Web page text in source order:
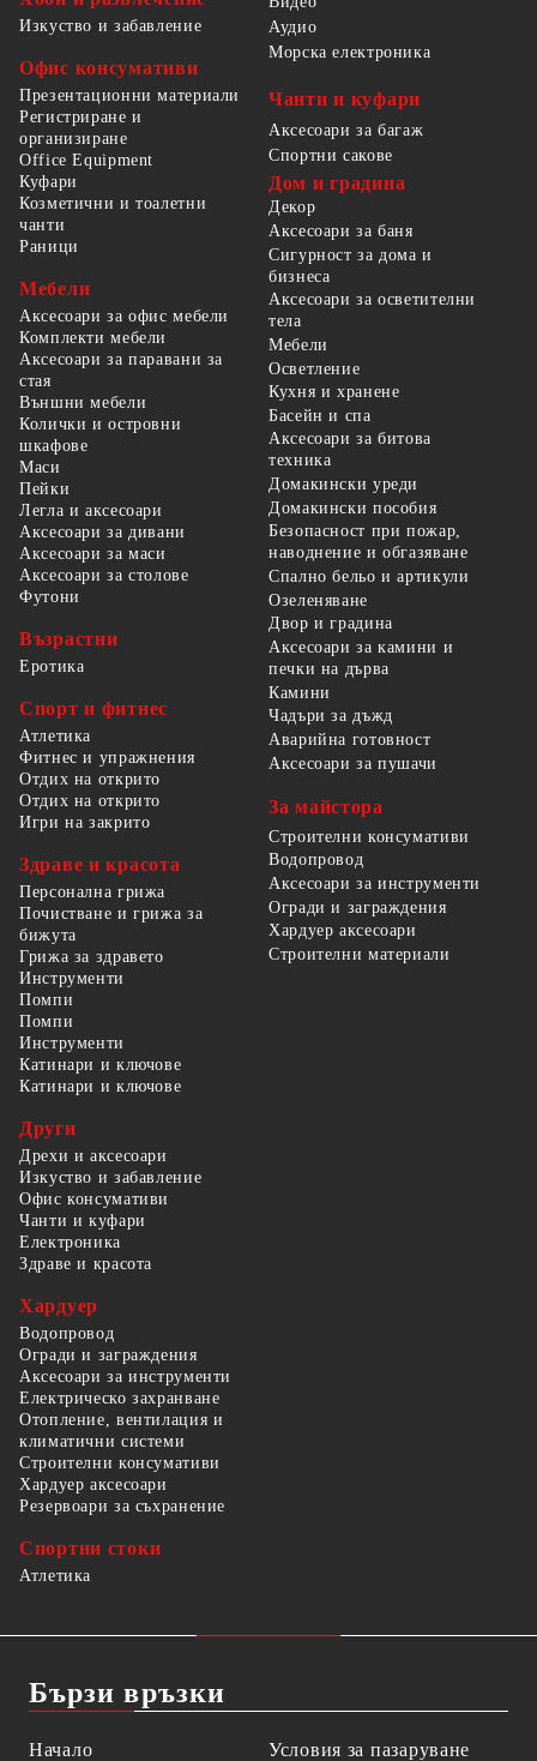
Изкуство и забавление
Офис консумативи
Презентационни материали
Регистриране и
организиране
Office Equipment
Аудио
Морска електроника
Чанти и куфари
Аксесоари за багаж
Спортни сакове
Куфари
Козметични и тоалетни
чанти
Раници
Мебели
Аксесоари за офис мебели
Комплекти мебели
Аксесоари за паравани за
стая
Външни мебели
Колички и островни
шкафове
Маси
Пейки
Легла и аксесоари
Аксесоари за дивани
Аксесоари за маси
Аксесоари за столове
Футони
Възрастни
Еротика
Спорт и фитнес
Атлетика
Фитнес и упражнения
Отдих на открито
Отдих на открито
Игри на закрито
Здраве и красота
Персонална грижа
Почистване и грижа за
бижута
Грижа за здравето
Дом и градина
Декор
Аксесоари за баня
Сигурност за дома и
бизнеса
Аксесоари за осветителни
тела
Мебели
Осветление
Кухня и хранене
Басейн и спа
Аксесоари за битова
техника
Домакински уреди
Домакински пособия
Безопасност при пожар,
наводнение и обгазяване
Спално бельо и артикули
Озеленяване
Двор и градина
Аксесоари за камини и
печки на дърва
Камини
Чадъри за дъжд
Аварийна готовност
Аксесоари за пушачи
За майстора
Строителни консумативи
Водопровод
Аксесоари за инструменти
Огради и заграждения
Хардуер аксесоари
Строителни материали
Инструменти
Помпи
Помпи
Инструменти
Катинари и ключове
Катинари и ключове
Други
Дрехи и аксесоари
Изкуство и забавление
Офис консумативи
Чанти и куфари
Електроника
Здраве и красота
Хардуер
Водопровод
Огради и заграждения
Аксесоари за инструменти
Електрическо захранване
Отопление, вентилация и
климатични системи
Строителни консумативи
Хардуер аксесоари
Резервоари за съхранение
Спортни стоки
Атлетика
Бързи връзки
Начало
Условия за пазаруване